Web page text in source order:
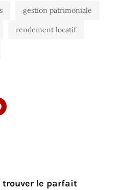
gestion patrimoniale
rendement locatif
trouver le parfait